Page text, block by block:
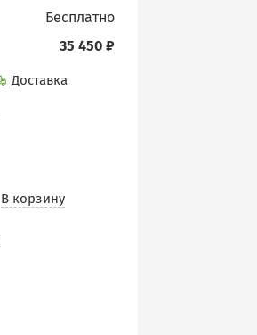
бесплатно
35 450 ₽
Доставка
В корзину